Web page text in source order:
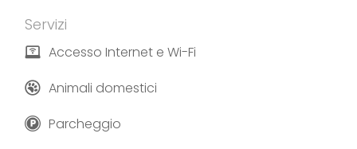
Servizi
Accesso Internet e Wi-Fi
Animali domestici
Parcheggio